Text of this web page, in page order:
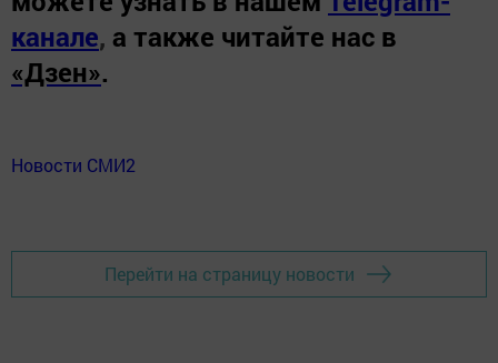
канале, а также читайте нас в
«Дзен».
Новости СМИ2
Перейти на страницу новости